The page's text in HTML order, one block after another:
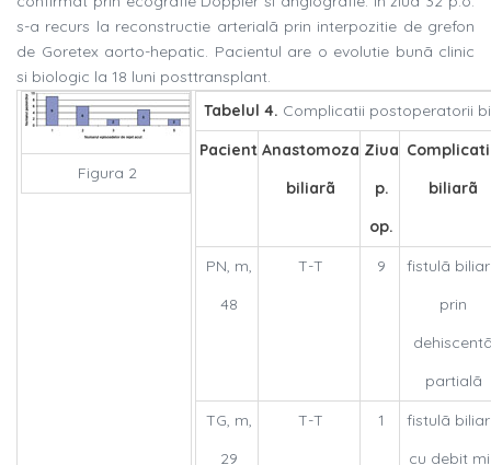
s-a recurs la reconstructie arterialã prin interpozitie de grefon
de Goretex aorto-hepatic. Pacientul are o evolutie bunã clinic
si biologic la 18 luni posttransplant.
Figura 2
Tabelul 4. Complicatii postoperatorii
Pacient Anastomoza
biliarã
Ziua
p.
op.
biliarã
PN, m,
48
T-T 9
fistulã
prin
partialã
TG, m,
29
T-T 1
fistulã
cu debit